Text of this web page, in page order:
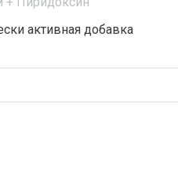
активная добавка